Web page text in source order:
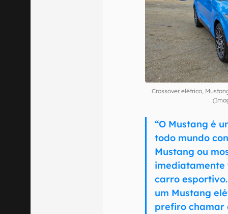
Crossover elétrico,
“O Mustang é
todo mundo
Mustang ou
imediatamente
carro
um Mustang
prefiro chamar